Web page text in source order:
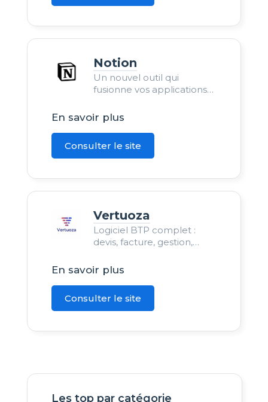
Notion
Un nouvel outil qui
fusionne vos applications
quotidiennes en une seule.
C’est l’espace de travail
En savoir plus
Consulter le site
Vertuoza
Logiciel BTP complet :
devis, facture, gestion,
En savoir plus
Consulter le site
Les top par catégorie